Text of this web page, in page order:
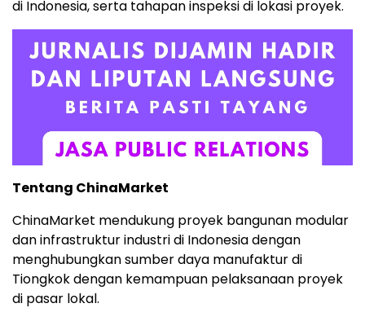
di Indonesia, serta tahapan inspeksi di lokasi proyek.
Tentang ChinaMarket
ChinaMarket mendukung proyek bangunan modular
dan infrastruktur industri di Indonesia dengan
menghubungkan sumber daya manufaktur di
Tiongkok dengan kemampuan pelaksanaan proyek
di pasar lokal.